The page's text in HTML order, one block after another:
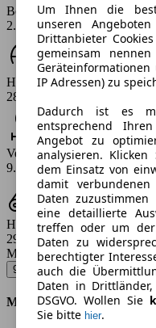
Beschleunigung (0-100 km/
2.9 - 4.9 s
Höchstgeschwindigkeit (km/
283 - 330 km/h
Verbrauch
9.9 - 19.7 l/100km
Hubraum
2981 - 3996 ccm
Modellbezeichnung :
911 Carrera - 272 KW (370
Motor & Leistung
Um Ihnen die
unseren
Drittanbieter
gemeinsam
Geräteinformationen
IP Adressen) zu
Dadurch ist es
entsprechend
Angebot zu
analysieren.
dem Einsatz von
damit verbundenen
Daten
eine detaillierte
treffen oder um der
Daten zu
berechtigter
auch die
Daten in
DSGVO. Wollen Sie
Sie bitte hier.